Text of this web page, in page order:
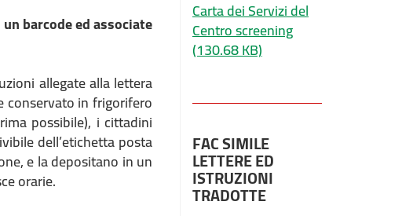
barcode ed associate
allegate alla lettera
conservato in frigorifero
possibile), i cittadini
dell’etichetta posta
e la depositano in un
orarie.
Carta dei Servizi del
Centro screening
(130.68 KB)
FAC SIMILE
LETTERE ED
ISTRUZIONI
TRADOTTE